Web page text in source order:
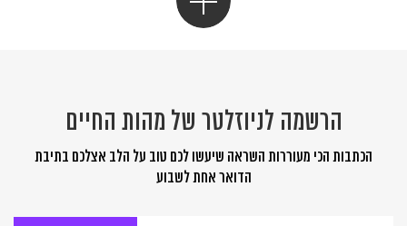
הרשמה לניוזלטר של מהות החיים
הכתבות הכי מעוררות השראה שיעשו לכם טוב על הלב אצלכם בתיבת
הדואר אחת לשבוע